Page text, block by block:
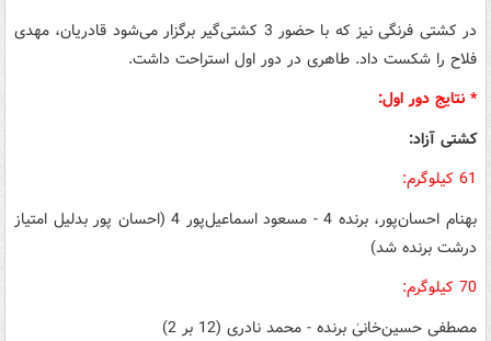
در کشتی فرنگی نیز که با حضور 3 کشتی‌گیر برگزار می‌شود قادریان، مهدی
فلاح را شکست داد. طاهری در دور اول استراحت داشت.
* نتایج دور اول:
کشتی آزاد:
61 کیلوگرم:
بهنام احسان‌پور، برنده 4 - مسعود اسماعیل‌پور 4 (احسان پور بدلیل امتیاز
درشت برنده شد)
70 کیلوگرم:
مصطفی حسین‌خانیٰ برنده - محمد نادری (12 بر 2)